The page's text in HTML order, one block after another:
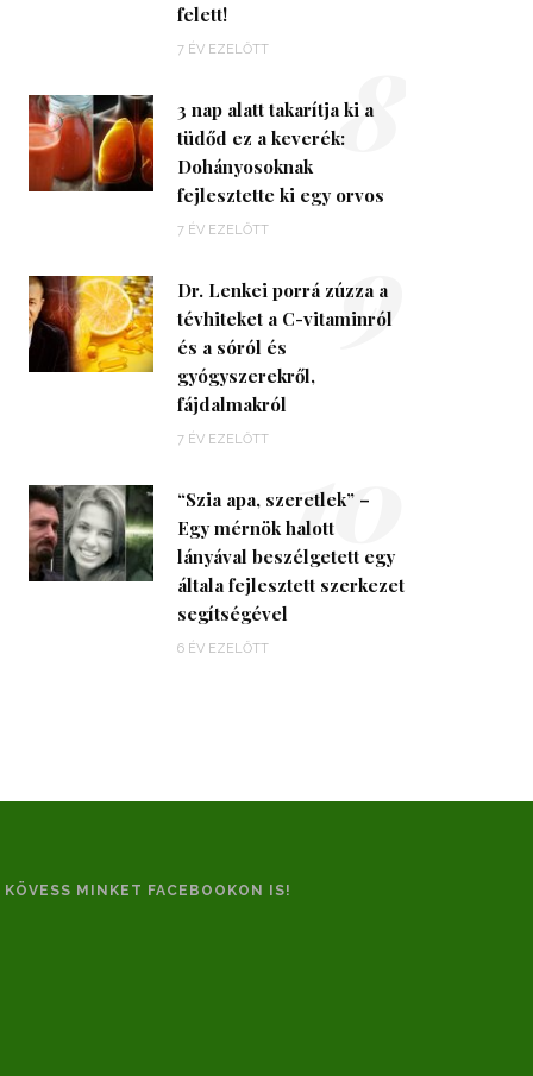
felett!
7 ÉV EZELŐTT
3 nap alatt takarítja ki a
tüdőd ez a keverék:
Dohányosoknak
fejlesztette ki egy orvos
7 ÉV EZELŐTT
8
Dr. Lenkei porrá zúzza a
tévhiteket a C-vitaminról
és a sóról és
gyógyszerekről,
fájdalmakról
7 ÉV EZELŐTT
9
“Szia apa, szeretlek” –
Egy mérnök halott
lányával beszélgetett egy
általa fejlesztett szerkezet
segítségével
6 ÉV EZELŐTT
10
KÖVESS MINKET FACEBOOKON IS!